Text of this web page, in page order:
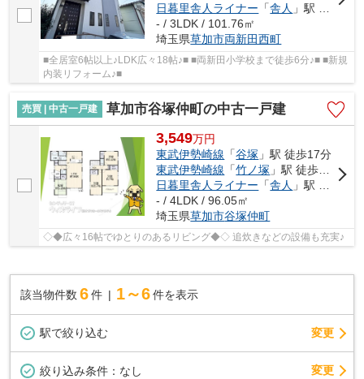
日暮里舎人ライナー 「舎人 」駅 徒歩30分
- / 3LDK / 101.76㎡
埼玉県草加市両新田西町
■全居室6帖以上♪LDK広々18帖♪■ ■両新田小学校まで徒歩6分♪■ ■新規
内装リフォーム♪■
売買 | 中古一戸建 草加市谷塚仲町の中古一戸建
3,549万円
東武伊勢崎線 「谷塚 」駅 徒歩17分
東武伊勢崎線 「竹ノ塚 」駅 徒歩26分
日暮里舎人ライナー 「舎人 」駅 徒歩34分
- / 4LDK / 96.05㎡
埼玉県草加市谷塚仲町
◇◆広々16帖でゆとりのあるリビング◆◇ 追炊きなどの設備も充実♪
該当物件数 6件 1～6 件を表示
駅で絞り込む 変更
絞り込み条件： なし 変更